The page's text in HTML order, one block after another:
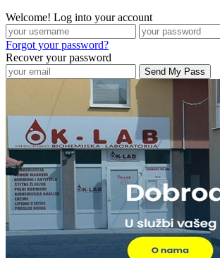
Welcome! Log into your account
Forgot your password?
Recover your password